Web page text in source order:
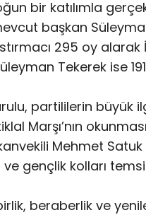
bir katılımla
başkan
295 oy alarak
Tekerek ise
partililerin büyük
Marşı’nın
Mehmet
gençlik kolları
beraberlik ve